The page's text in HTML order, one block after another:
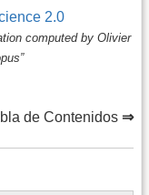
2.0
computed by Olivier
de Contenidos ⇒